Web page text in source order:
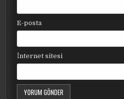
E-posta
İnternet sitesi